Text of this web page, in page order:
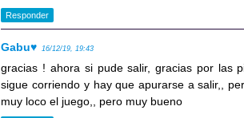
Responder
Gabu♥ 16/12/19, 19:43
gracias ! ahora si pude salir, gracias por las
sigue corriendo y hay que apurarse a salir,,
muy loco el juego,, pero muy bueno